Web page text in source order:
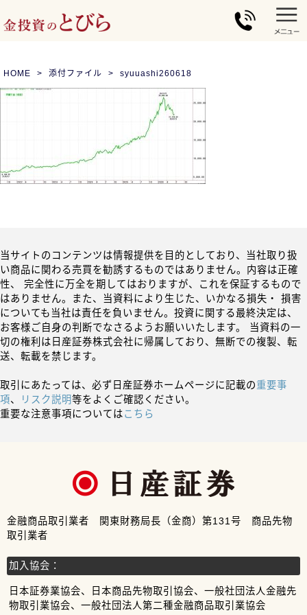
HOME 添付ファイル syuuashi260618
当サイトのコンテンツは情報提供を目的としており、当社取り扱
い商品に関わる売買を勧誘するものではありません。内容は正確
性、 完全性に万全を期してはおりますが、これを保証するもので
はありません。また、当資料により生じた、いかなる損失・ 損害
についても当社は責任を負いません。投資に関する最終決定は、
お客様ご自身の判断でなさるようお願いいたします。 当資料の一
切の権利は日産証券株式会社に帰属しており、無断での複製、転
送、転載を禁じます。
取引にあたっては、必ず日産証券ホームページに記載の重要事
項、 リスク説明等をよくご確認ください。
重要な注意事項についてはこちら
金融商品取引業者 関東財務局長（金商）第131号 商品先物
取引業者
加入協会：
日本証券業協会、日本商品先物取引協会、一般社団法人金融先
物取引業協会、一般社団法人第二種金融商品取引業協会